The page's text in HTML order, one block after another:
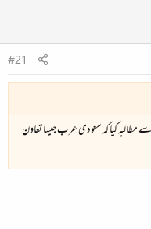
#21
مطالبہ کیا کہ سعودی عرب جیسا تعاون